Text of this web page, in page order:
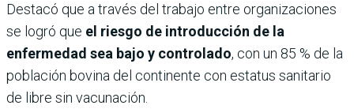
Destacó que a través del trabajo entre organizaciones
se logró que el riesgo de introducción de la
enfermedad sea bajo y controlado, con un 85 % de la
población bovina del continente con estatus sanitario
de libre sin vacunación.